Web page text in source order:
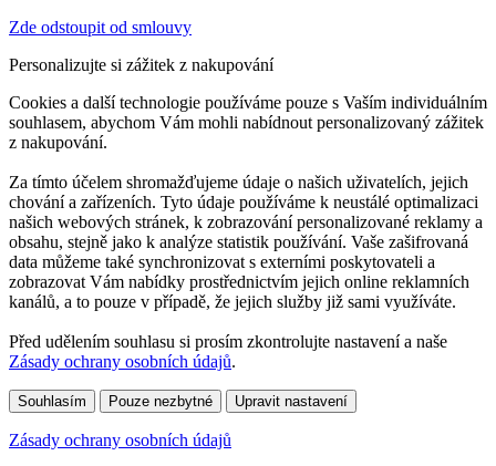
Zde odstoupit od smlouvy
Personalizujte si zážitek z nakupování
Cookies a další technologie používáme pouze s Vaším individuálním
souhlasem, abychom Vám mohli nabídnout personalizovaný zážitek
z nakupování.
Za tímto účelem shromažďujeme údaje o našich uživatelích, jejich
chování a zařízeních. Tyto údaje používáme k neustálé optimalizaci
našich webových stránek, k zobrazování personalizované reklamy a
obsahu, stejně jako k analýze statistik používání. Vaše zašifrovaná
data můžeme také synchronizovat s externími poskytovateli a
zobrazovat Vám nabídky prostřednictvím jejich online reklamních
kanálů, a to pouze v případě, že jejich služby již sami využíváte.
Před udělením souhlasu si prosím zkontrolujte nastavení a naše
Zásady ochrany osobních údajů.
Souhlasím Pouze nezbytné Upravit nastavení
Zásady ochrany osobních údajů